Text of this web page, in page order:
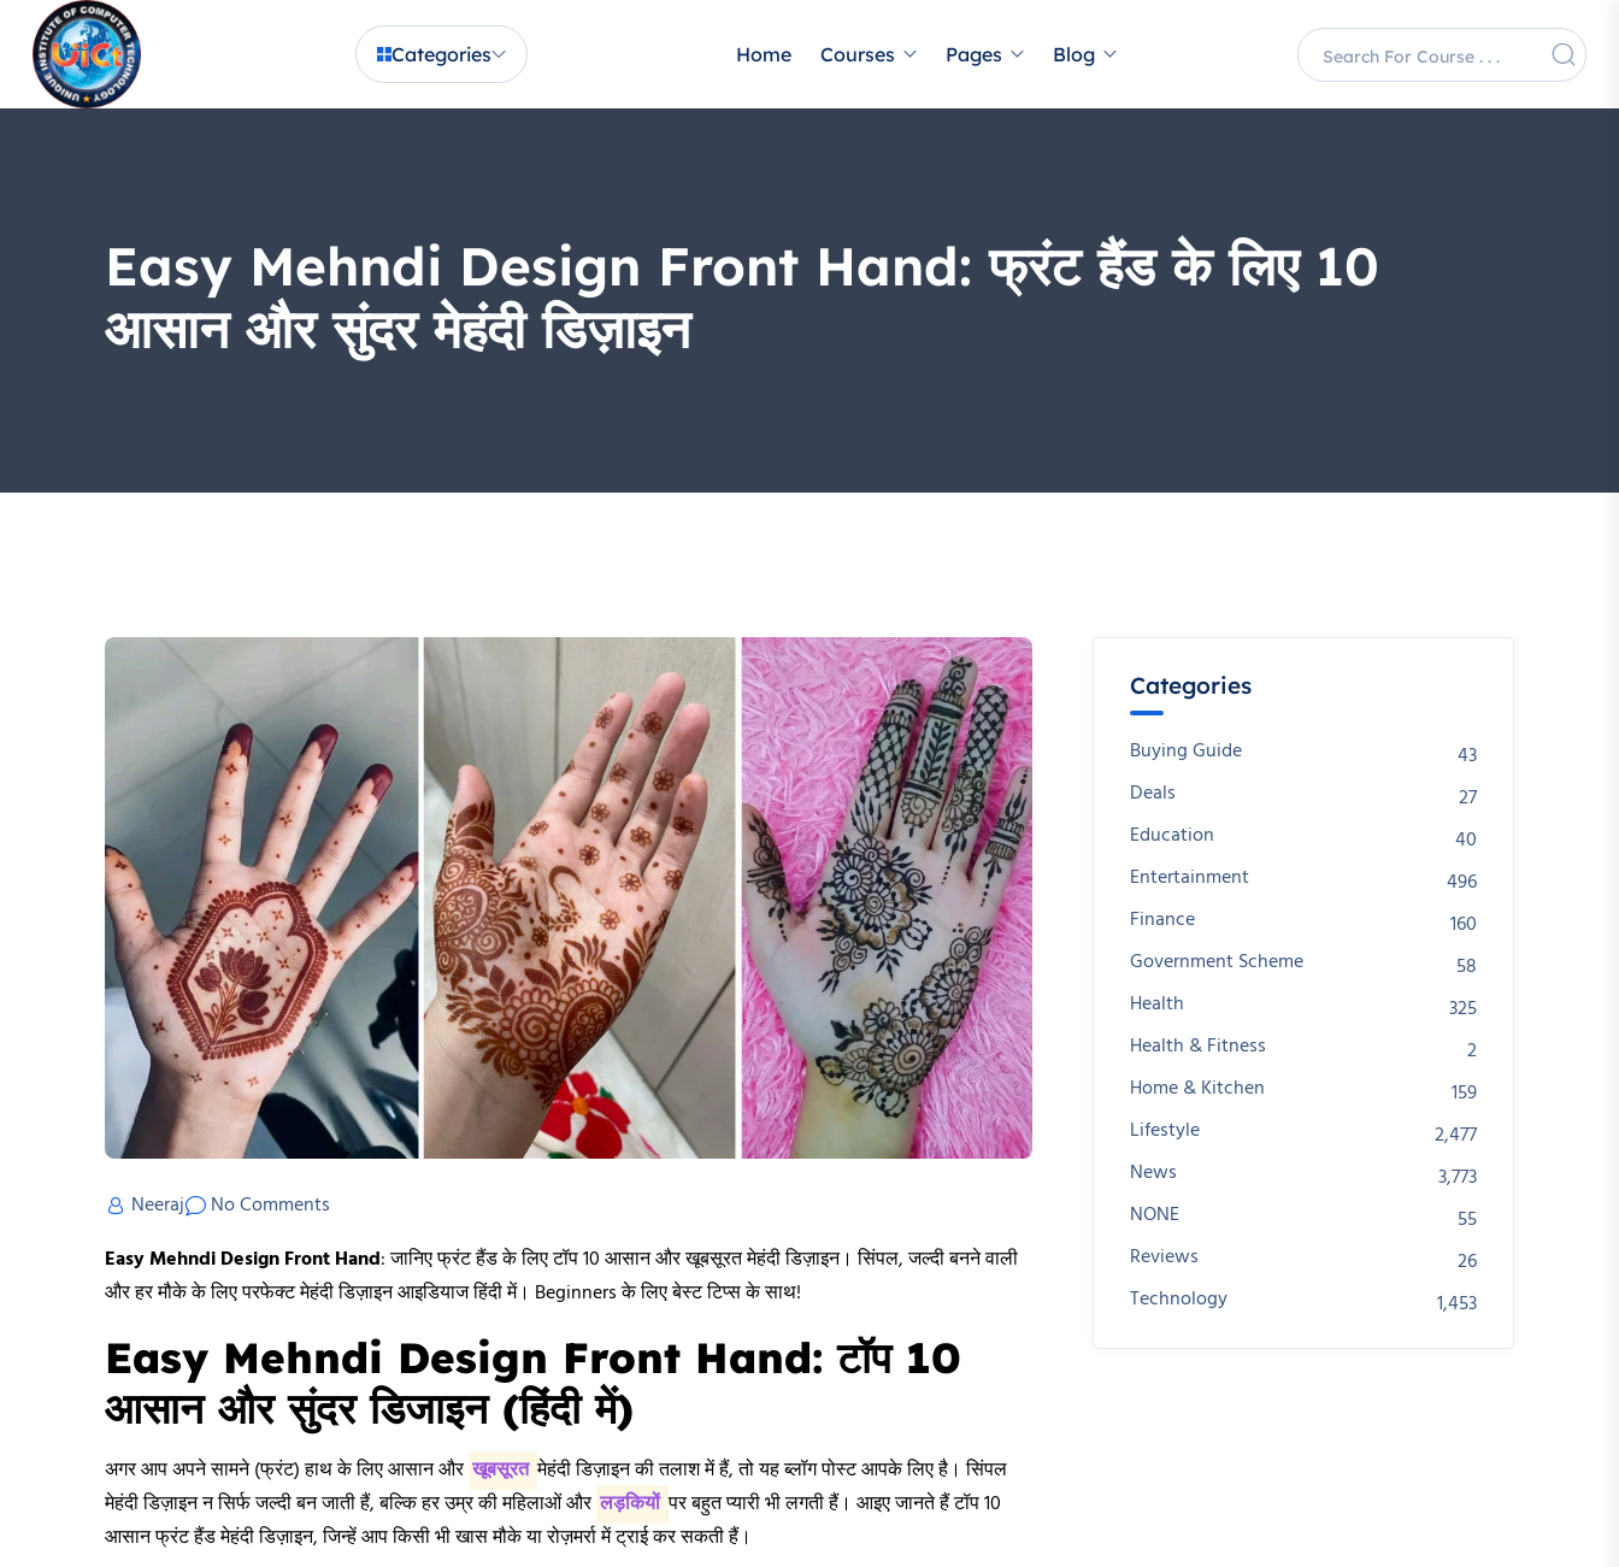
Categories Home Courses Pages Blog
Easy Mehndi Design Front Hand: फ्रंट हैंड के लिए 10
आसान और सुंदर मेहंदी डिज़ाइन
Neeraj
No Comments
Easy Mehndi Design Front Hand: जानिए फ्रंट हैंड के लिए टॉप 10 आसान और खूबसूरत मेहंदी डिज़ाइन। सिंपल, जल्दी बनने वाली
और हर मौके के लिए परफेक्ट मेहंदी डिज़ाइन आइडियाज हिंदी में। Beginners के लिए बेस्ट टिप्स के साथ!
Easy Mehndi Design Front Hand: टॉप 10
आसान और सुंदर डिजाइन (हिंदी में)
अगर आप अपने सामने (फ्रंट) हाथ के लिए आसान और खूबसूरत मेहंदी डिज़ाइन की तलाश में हैं, तो यह ब्लॉग पोस्ट आपके लिए है। सिंपल
मेहंदी डिज़ाइन न सिर्फ जल्दी बन जाती हैं, बल्कि हर उम्र की महिलाओं और लड़कियों पर बहुत प्यारी भी लगती हैं। आइए जानते हैं टॉप 10
आसान फ्रंट हैंड मेहंदी डिज़ाइन, जिन्हें आप किसी भी खास मौके या रोज़मर्रा में ट्राई कर सकती हैं।
Categories
Buying Guide
43
Deals
27
Education
40
Entertainment
496
Finance
160
Government Scheme
58
Health
325
Health & Fitness
2
Home & Kitchen
159
Lifestyle
2,477
News
3,773
NONE
55
Reviews
26
Technology
1,453